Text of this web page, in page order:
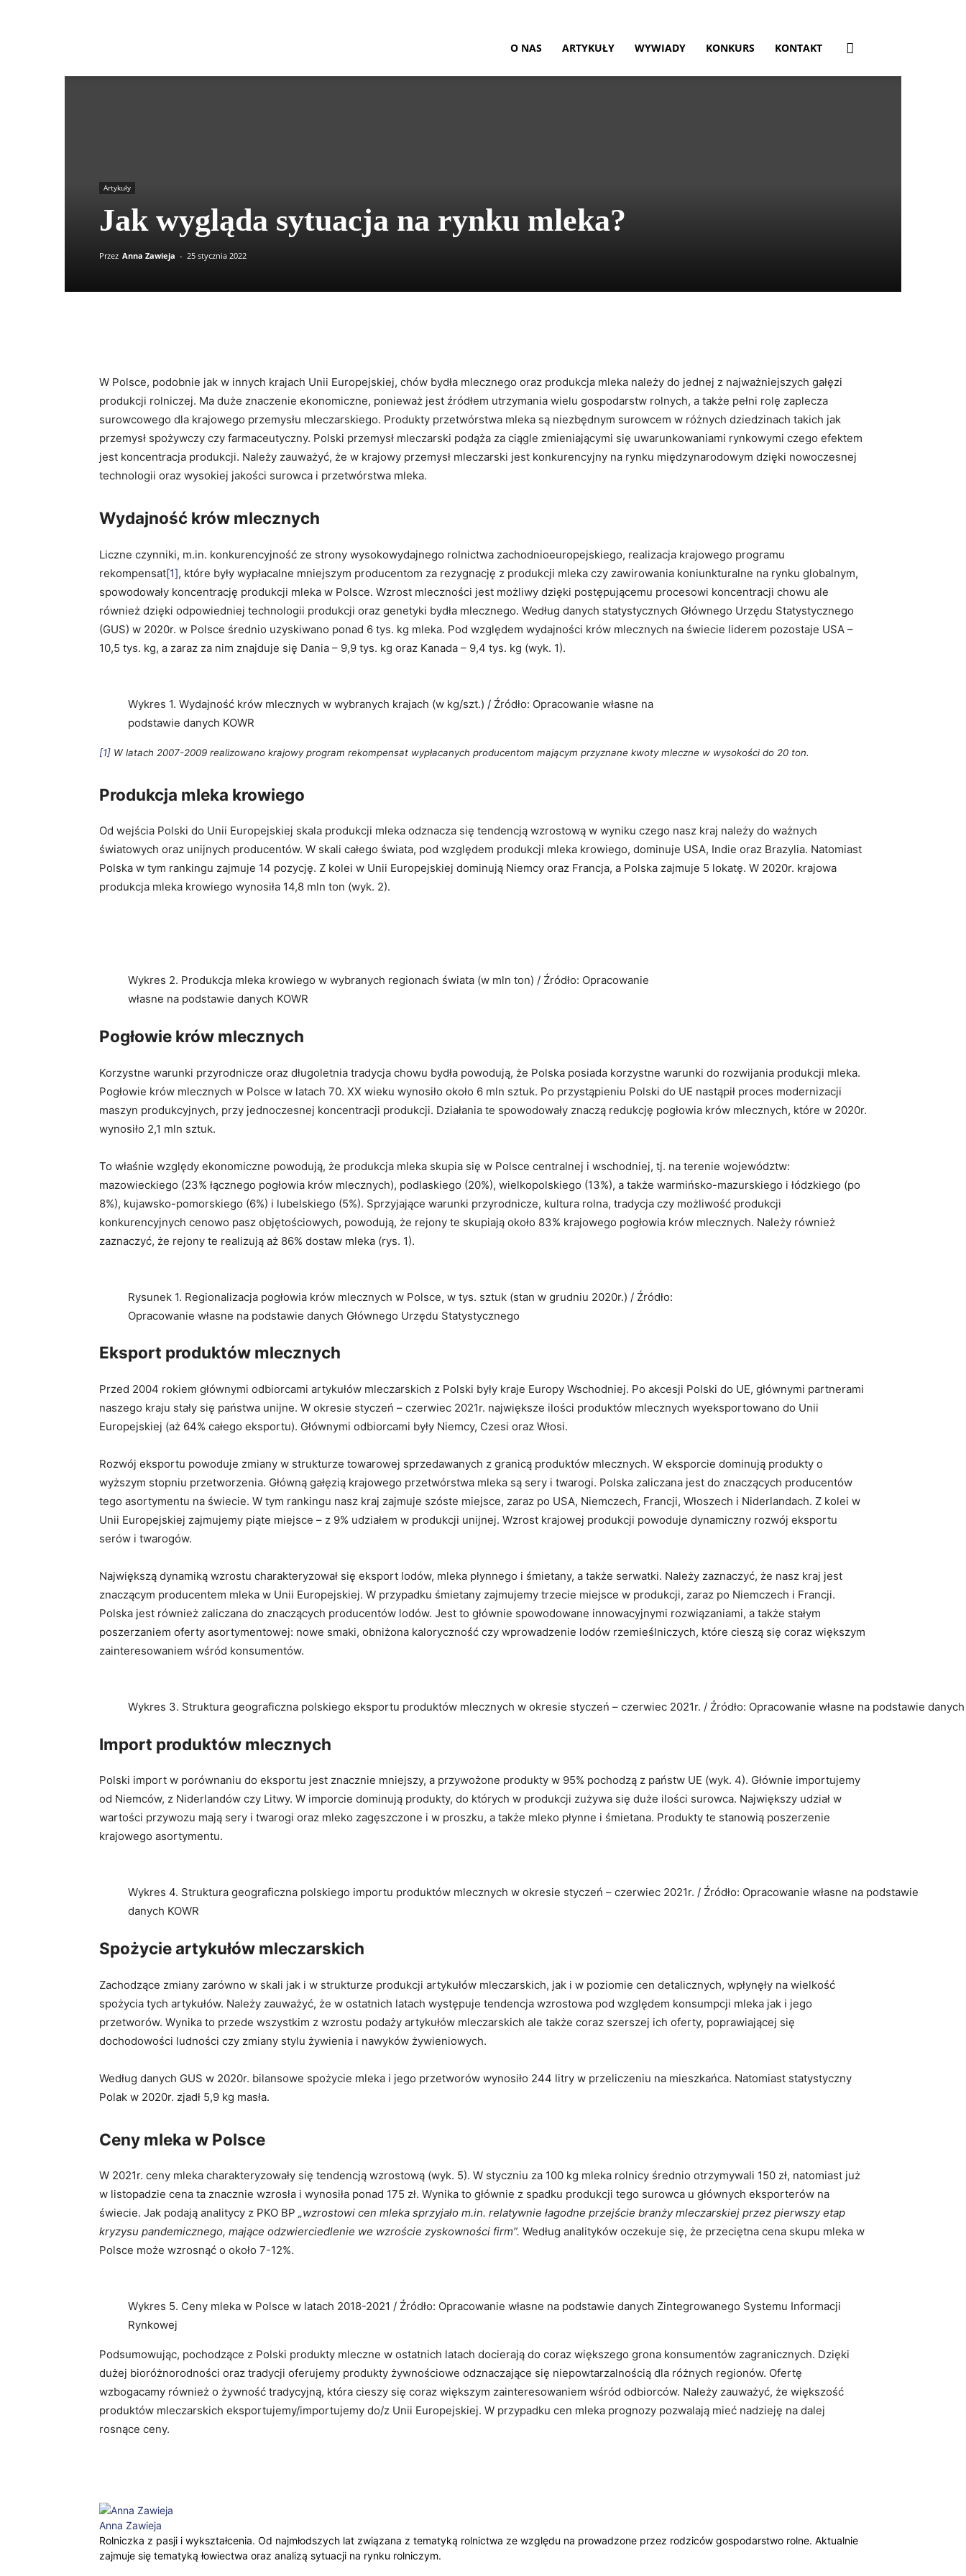
O NAS ARTYKUŁY WYWIADY KONKURS KONTAKT
Artykuły
Jak wygląda sytuacja na rynku mleka?
Przez Anna Zawieja - 25 stycznia 2022
W Polsce, podobnie jak w innych krajach Unii Europejskiej, chów bydła mlecznego oraz produkcja mleka należy do jednej z najważniejszych gałęzi
produkcji rolniczej. Ma duże znaczenie ekonomiczne, ponieważ jest źródłem utrzymania wielu gospodarstw rolnych, a także pełni rolę zaplecza
surowcowego dla krajowego przemysłu mleczarskiego. Produkty przetwórstwa mleka są niezbędnym surowcem w różnych dziedzinach takich jak
przemysł spożywczy czy farmaceutyczny. Polski przemysł mleczarski podąża za ciągle zmieniającymi się uwarunkowaniami rynkowymi czego efektem
jest koncentracja produkcji. Należy zauważyć, że w krajowy przemysł mleczarski jest konkurencyjny na rynku międzynarodowym dzięki nowoczesnej
technologii oraz wysokiej jakości surowca i przetwórstwa mleka.
Wydajność krów mlecznych
Liczne czynniki, m.in. konkurencyjność ze strony wysokowydajnego rolnictwa zachodnioeuropejskiego, realizacja krajowego programu
rekompensat[1], które były wypłacalne mniejszym producentom za rezygnację z produkcji mleka czy zawirowania koniunkturalne na rynku globalnym,
spowodowały koncentrację produkcji mleka w Polsce. Wzrost mleczności jest możliwy dzięki postępującemu procesowi koncentracji chowu ale
również dzięki odpowiedniej technologii produkcji oraz genetyki bydła mlecznego. Według danych statystycznych Głównego Urzędu Statystycznego
(GUS) w 2020r. w Polsce średnio uzyskiwano ponad 6 tys. kg mleka. Pod względem wydajności krów mlecznych na świecie liderem pozostaje USA –
10,5 tys. kg, a zaraz za nim znajduje się Dania – 9,9 tys. kg oraz Kanada – 9,4 tys. kg (wyk. 1).
Wykres 1. Wydajność krów mlecznych w wybranych krajach (w kg/szt.) / Źródło: Opracowanie własne na
podstawie danych KOWR
[1] W latach 2007-2009 realizowano krajowy program rekompensat wypłacanych producentom mającym przyznane kwoty mleczne w wysokości do 20 ton.
Produkcja mleka krowiego
Od wejścia Polski do Unii Europejskiej skala produkcji mleka odznacza się tendencją wzrostową w wyniku czego nasz kraj należy do ważnych
światowych oraz unijnych producentów. W skali całego świata, pod względem produkcji mleka krowiego, dominuje USA, Indie oraz Brazylia. Natomiast
Polska w tym rankingu zajmuje 14 pozycję. Z kolei w Unii Europejskiej dominują Niemcy oraz Francja, a Polska zajmuje 5 lokatę. W 2020r. krajowa
produkcja mleka krowiego wynosiła 14,8 mln ton (wyk. 2).
Wykres 2. Produkcja mleka krowiego w wybranych regionach świata (w mln ton) / Źródło: Opracowanie
własne na podstawie danych KOWR
Pogłowie krów mlecznych
Korzystne warunki przyrodnicze oraz długoletnia tradycja chowu bydła powodują, że Polska posiada korzystne warunki do rozwijania produkcji mleka.
Pogłowie krów mlecznych w Polsce w latach 70. XX wieku wynosiło około 6 mln sztuk. Po przystąpieniu Polski do UE nastąpił proces modernizacji
maszyn produkcyjnych, przy jednoczesnej koncentracji produkcji. Działania te spowodowały znaczą redukcję pogłowia krów mlecznych, które w 2020r.
wynosiło 2,1 mln sztuk.
To właśnie względy ekonomiczne powodują, że produkcja mleka skupia się w Polsce centralnej i wschodniej, tj. na terenie województw:
mazowieckiego (23% łącznego pogłowia krów mlecznych), podlaskiego (20%), wielkopolskiego (13%), a także warmińsko-mazurskiego i łódzkiego (po
8%), kujawsko-pomorskiego (6%) i lubelskiego (5%). Sprzyjające warunki przyrodnicze, kultura rolna, tradycja czy możliwość produkcji
konkurencyjnych cenowo pasz objętościowych, powodują, że rejony te skupiają około 83% krajowego pogłowia krów mlecznych. Należy również
zaznaczyć, że rejony te realizują aż 86% dostaw mleka (rys. 1).
Rysunek 1. Regionalizacja pogłowia krów mlecznych w Polsce, w tys. sztuk (stan w grudniu 2020r.) / Źródło:
Opracowanie własne na podstawie danych Głównego Urzędu Statystycznego
Eksport produktów mlecznych
Przed 2004 rokiem głównymi odbiorcami artykułów mleczarskich z Polski były kraje Europy Wschodniej. Po akcesji Polski do UE, głównymi partnerami
naszego kraju stały się państwa unijne. W okresie styczeń – czerwiec 2021r. największe ilości produktów mlecznych wyeksportowano do Unii
Europejskiej (aż 64% całego eksportu). Głównymi odbiorcami były Niemcy, Czesi oraz Włosi.
Rozwój eksportu powoduje zmiany w strukturze towarowej sprzedawanych z granicą produktów mlecznych. W eksporcie dominują produkty o
wyższym stopniu przetworzenia. Główną gałęzią krajowego przetwórstwa mleka są sery i twarogi. Polska zaliczana jest do znaczących producentów
tego asortymentu na świecie. W tym rankingu nasz kraj zajmuje szóste miejsce, zaraz po USA, Niemczech, Francji, Włoszech i Niderlandach. Z kolei w
Unii Europejskiej zajmujemy piąte miejsce – z 9% udziałem w produkcji unijnej. Wzrost krajowej produkcji powoduje dynamiczny rozwój eksportu
serów i twarogów.
Największą dynamiką wzrostu charakteryzował się eksport lodów, mleka płynnego i śmietany, a także serwatki. Należy zaznaczyć, że nasz kraj jest
znaczącym producentem mleka w Unii Europejskiej. W przypadku śmietany zajmujemy trzecie miejsce w produkcji, zaraz po Niemczech i Francji.
Polska jest również zaliczana do znaczących producentów lodów. Jest to głównie spowodowane innowacyjnymi rozwiązaniami, a także stałym
poszerzaniem oferty asortymentowej: nowe smaki, obniżona kaloryczność czy wprowadzenie lodów rzemieślniczych, które cieszą się coraz większym
zainteresowaniem wśród konsumentów.
Wykres 3. Struktura geograficzna polskiego eksportu produktów mlecznych w okresie styczeń – czerwiec 2021r. / Źródło: Opracowanie własne na podstawie danych
Import produktów mlecznych
Polski import w porównaniu do eksportu jest znacznie mniejszy, a przywożone produkty w 95% pochodzą z państw UE (wyk. 4). Głównie importujemy
od Niemców, z Niderlandów czy Litwy. W imporcie dominują produkty, do których w produkcji zużywa się duże ilości surowca. Największy udział w
wartości przywozu mają sery i twarogi oraz mleko zagęszczone i w proszku, a także mleko płynne i śmietana. Produkty te stanowią poszerzenie
krajowego asortymentu.
Wykres 4. Struktura geograficzna polskiego importu produktów mlecznych w okresie styczeń – czerwiec 2021r. / Źródło: Opracowanie własne na podstawie
danych KOWR
Spożycie artykułów mleczarskich
Zachodzące zmiany zarówno w skali jak i w strukturze produkcji artykułów mleczarskich, jak i w poziomie cen detalicznych, wpłynęły na wielkość
spożycia tych artykułów. Należy zauważyć, że w ostatnich latach występuje tendencja wzrostowa pod względem konsumpcji mleka jak i jego
przetworów. Wynika to przede wszystkim z wzrostu podaży artykułów mleczarskich ale także coraz szerszej ich oferty, poprawiającej się
dochodowości ludności czy zmiany stylu żywienia i nawyków żywieniowych.
Według danych GUS w 2020r. bilansowe spożycie mleka i jego przetworów wynosiło 244 litry w przeliczeniu na mieszkańca. Natomiast statystyczny
Polak w 2020r. zjadł 5,9 kg masła.
Ceny mleka w Polsce
W 2021r. ceny mleka charakteryzowały się tendencją wzrostową (wyk. 5). W styczniu za 100 kg mleka rolnicy średnio otrzymywali 150 zł, natomiast już
w listopadzie cena ta znacznie wzrosła i wynosiła ponad 175 zł. Wynika to głównie z spadku produkcji tego surowca u głównych eksporterów na
świecie. Jak podają analitycy z PKO BP „wzrostowi cen mleka sprzyjało m.in. relatywnie łagodne przejście branży mleczarskiej przez pierwszy etap
kryzysu pandemicznego, mające odzwierciedlenie we wzroście zyskowności firm”. Według analityków oczekuje się, że przeciętna cena skupu mleka w
Polsce może wzrosnąć o około 7-12%.
Wykres 5. Ceny mleka w Polsce w latach 2018-2021 / Źródło: Opracowanie własne na podstawie danych Zintegrowanego Systemu Informacji
Rynkowej
Podsumowując, pochodzące z Polski produkty mleczne w ostatnich latach docierają do coraz większego grona konsumentów zagranicznych. Dzięki
dużej bioróżnorodności oraz tradycji oferujemy produkty żywnościowe odznaczające się niepowtarzalnością dla różnych regionów. Ofertę
wzbogacamy również o żywność tradycyjną, która cieszy się coraz większym zainteresowaniem wśród odbiorców. Należy zauważyć, że większość
produktów mleczarskich eksportujemy/importujemy do/z Unii Europejskiej. W przypadku cen mleka prognozy pozwalają mieć nadzieję na dalej
rosnące ceny.
Anna Zawieja
Rolniczka z pasji i wykształcenia. Od najmłodszych lat związana z tematyką rolnictwa ze względu na prowadzone przez rodziców gospodarstwo rolne. Aktualnie
zajmuje się tematyką łowiectwa oraz analizą sytuacji na rynku rolniczym.